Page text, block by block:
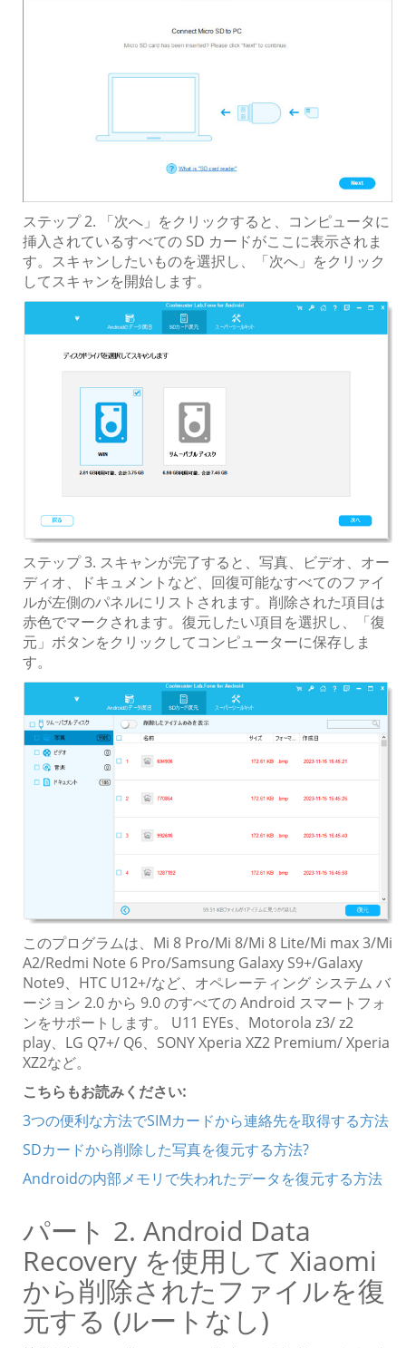
ステップ 2. 「次へ」をクリックすると、コンピュータに
挿入されているすべての SD カードがここに表示されま
す。スキャンしたいものを選択し、「次へ」をクリック
してスキャンを開始します。
ステップ 3. スキャンが完了すると、写真、ビデオ、オー
ディオ、ドキュメントなど、回復可能なすべてのファイ
ルが左側のパネルにリストされます。削除された項目は
赤色でマークされます。復元したい項目を選択し、「復
元」ボタンをクリックしてコンピューターに保存しま
す。
このプログラムは、Mi 8 Pro/Mi 8/Mi 8 Lite/Mi max 3/Mi
A2/Redmi Note 6 Pro/Samsung Galaxy S9+/Galaxy
Note9、HTC U12+/など、オペレーティング システム バ
ージョン 2.0 から 9.0 のすべての Android スマートフォ
ンをサポートします。 U11 EYEs、Motorola z3/ z2
play、LG Q7+/ Q6、SONY Xperia XZ2 Premium/ Xperia
XZ2など。
こちらもお読みください:
3つの便利な方法でSIMカードから連絡先を取得する方法
SDカードから削除した写真を復元する方法?
Androidの内部メモリで失われたデータを復元する方法
パート 2. Android Data
Recovery を使用して Xiaomi
から削除されたファイルを復
元する (ルートなし)